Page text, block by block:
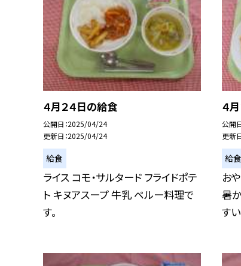
４月２４日の給食
公開日 2025/04/24
更新日 2025/04/24
給食
ライス コモ・サルタード フライドポテ
ト キヌアスープ 牛乳 ペルー料理で
す。
４
公開
更新
給食
お
暑
す